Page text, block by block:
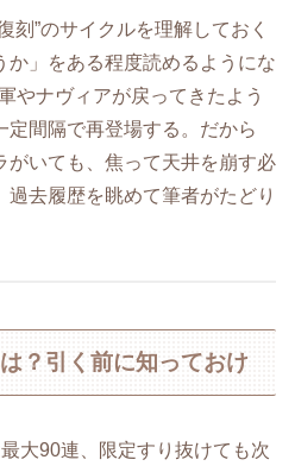
刻”のサイクルを理解しておく
か」をある程度読めるようにな
やナヴィアが戻ってきたよう
定間隔で再登場する。だから
がいても、焦って天井を崩す必
去履歴を眺めて筆者がたどり
？引く前に知っておけ
大90連、限定すり抜けても次